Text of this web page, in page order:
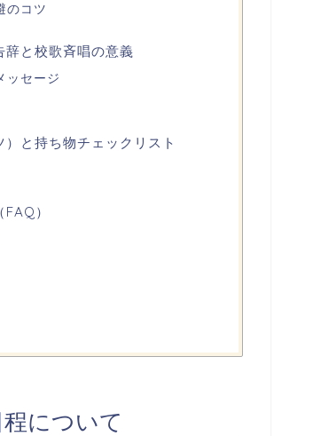
のコツ
と校歌斉唱の意義
ッセージ
と持ち物チェックリスト
）
について